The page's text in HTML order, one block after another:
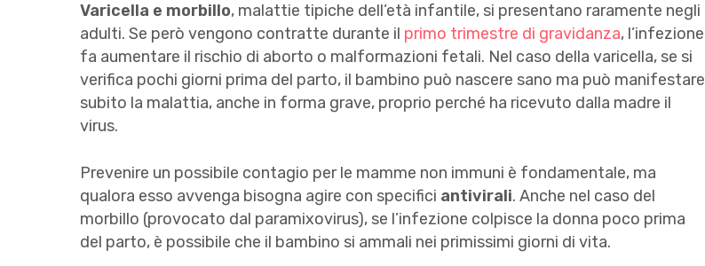
Varicella e morbillo, malattie tipiche dell’età infantile, si presentano raramente negli
adulti. Se però vengono contratte durante il primo trimestre di gravidanza, l’infezione
fa aumentare il rischio di aborto o malformazioni fetali. Nel caso della varicella, se si
verifica pochi giorni prima del parto, il bambino può nascere sano ma può manifestare
subito la malattia, anche in forma grave, proprio perché ha ricevuto dalla madre il
virus.
Prevenire un possibile contagio per le mamme non immuni è fondamentale, ma
qualora esso avvenga bisogna agire con specifici antivirali. Anche nel caso del
morbillo (provocato dal paramixovirus), se l’infezione colpisce la donna poco prima
del parto, è possibile che il bambino si ammali nei primissimi giorni di vita.